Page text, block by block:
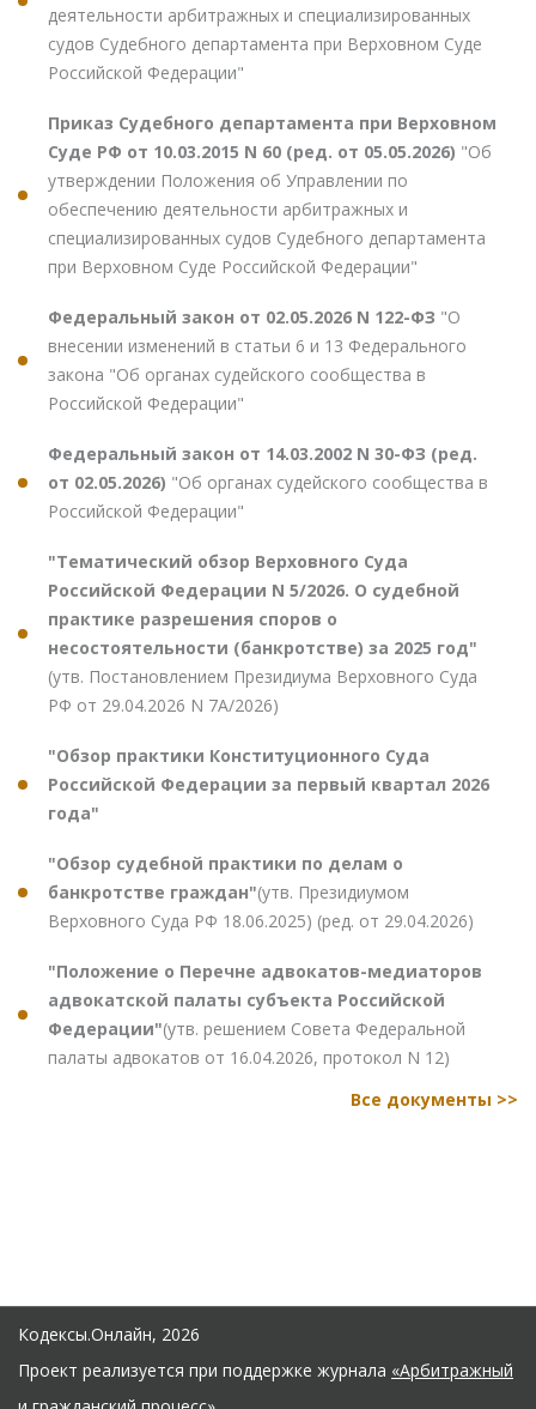
деятельности арбитражных и специализированных
судов Судебного департамента при Верховном Суде
Российской Федерации"
Приказ Судебного департамента при Верховном
Суде РФ от 10.03.2015 N 60 (ред. от 05.05.2026) "Об
утверждении Положения об Управлении по
обеспечению деятельности арбитражных и
специализированных судов Судебного департамента
при Верховном Суде Российской Федерации"
Федеральный закон от 02.05.2026 N 122-ФЗ "О
внесении изменений в статьи 6 и 13 Федерального
закона "Об органах судейского сообщества в
Российской Федерации"
Федеральный закон от 14.03.2002 N 30-ФЗ (ред.
от 02.05.2026) "Об органах судейского сообщества в
Российской Федерации"
"Тематический обзор Верховного Суда
Российской Федерации N 5/2026. О судебной
практике разрешения споров о
несостоятельности (банкротстве) за 2025 год"
(утв. Постановлением Президиума Верховного Суда
РФ от 29.04.2026 N 7А/2026)
"Обзор практики Конституционного Суда
Российской Федерации за первый квартал 2026
года"
"Обзор судебной практики по делам о
банкротстве граждан"(утв. Президиумом
Верховного Суда РФ 18.06.2025) (ред. от 29.04.2026)
"Положение о Перечне адвокатов-медиаторов
адвокатской палаты субъекта Российской
Федерации"(утв. решением Совета Федеральной
палаты адвокатов от 16.04.2026, протокол N 12)
Все документы >>
Кодексы.Онлайн, 2026
Проект реализуется при поддержке журнала «Арбитражный